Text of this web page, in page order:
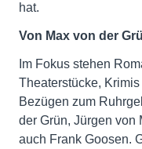
hat.
Von Max von der
Im Fokus stehen
Theaterstücke,
Bezügen zum
der Grün, Jürgen von
auch Frank Goosen.